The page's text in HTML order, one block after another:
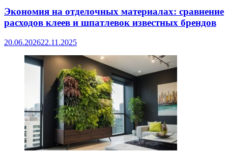
Экономия на отделочных материалах: сравнение
расходов клеев и шпатлевок известных брендов
20.06.202622.11.2025